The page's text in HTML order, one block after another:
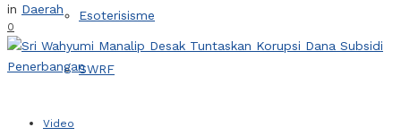
Esoterisisme
SWRF
Video
in Daerah
0